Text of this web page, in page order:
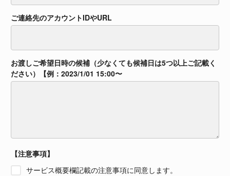
ご連絡先のアカウントIDやURL
ご連絡先のアカウントIDやURL
お渡しご希望日時の候補（少なくても候補日は5つ以上ご記載く
ださい）【例：2023/1/01 15:00〜
お渡しご希望日時の候補（少なくても候補日は5つ以上ご記載くだ
【注意事項】
【注意事項】
サービス概要欄記載の注意事項に同意します。